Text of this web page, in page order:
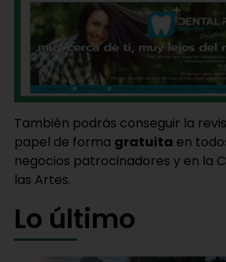
También podrás conseguir la
papel de forma gratuita en
negocios patrocinadores y en la
las Artes.
Lo último